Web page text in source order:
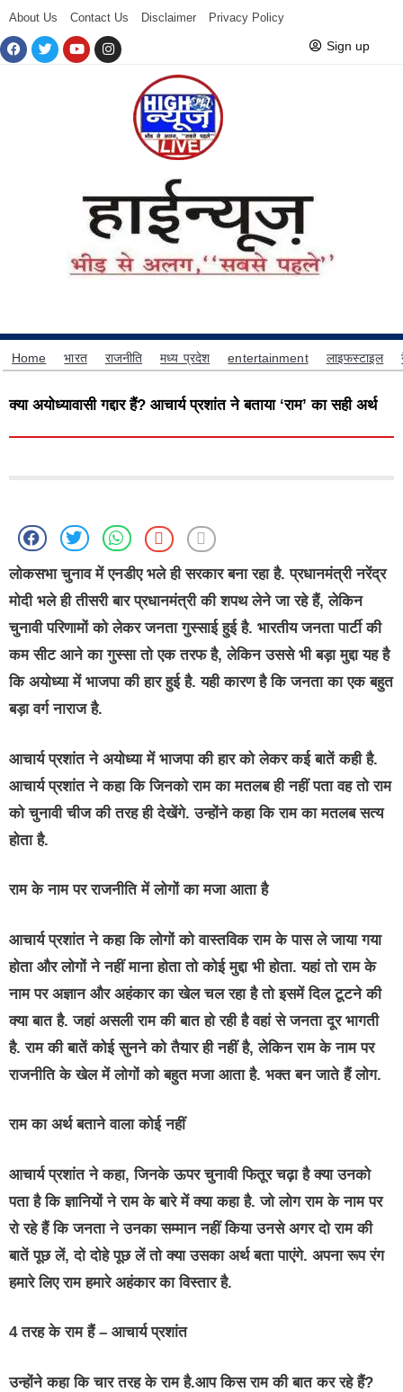
About Us Contact Us Disclaimer Privacy Policy
Sign up
Home भारत राजनीति मध्य प्रदेश entertainment लाइफस्टाइल
क्या अयोध्यावासी गद्दार हैं? आचार्य प्रशांत ने बताया ‘राम’ का सही अर्थ
लोकसभा चुनाव में एनडीए भले ही सरकार बना रहा है. प्रधानमंत्री नरेंद्र
मोदी भले ही तीसरी बार प्रधानमंत्री की शपथ लेने जा रहे हैं, लेकिन
चुनावी परिणामों को लेकर जनता गुस्साई हुई है. भारतीय जनता पार्टी की
कम सीट आने का गुस्सा तो एक तरफ है, लेकिन उससे भी बड़ा मुद्दा यह है
कि अयोध्या में भाजपा की हार हुई है. यही कारण है कि जनता का एक बहुत
बड़ा वर्ग नाराज है.
आचार्य प्रशांत ने अयोध्या में भाजपा की हार को लेकर कई बातें कही है.
आचार्य प्रशांत ने कहा कि जिनको राम का मतलब ही नहीं पता वह तो राम
को चुनावी चीज की तरह ही देखेंगे. उन्होंने कहा कि राम का मतलब सत्य
होता है.
राम के नाम पर राजनीति में लोगों का मजा आता है
आचार्य प्रशांत ने कहा कि लोगों को वास्तविक राम के पास ले जाया गया
होता और लोगों ने नहीं माना होता तो कोई मुद्दा भी होता. यहां तो राम के
नाम पर अज्ञान और अहंकार का खेल चल रहा है तो इसमें दिल टूटने की
क्या बात है. जहां असली राम की बात हो रही है वहां से जनता दूर भागती
है. राम की बातें कोई सुनने को तैयार ही नहीं है, लेकिन राम के नाम पर
राजनीति के खेल में लोगों को बहुत मजा आता है. भक्त बन जाते हैं लोग.
राम का अर्थ बताने वाला कोई नहीं
आचार्य प्रशांत ने कहा, जिनके ऊपर चुनावी फितूर चढ़ा है क्या उनको
पता है कि ज्ञानियों ने राम के बारे में क्या कहा है. जो लोग राम के नाम पर
रो रहे हैं कि जनता ने उनका सम्मान नहीं किया उनसे अगर दो राम की
बातें पूछ लें, दो दोहे पूछ लें तो क्या उसका अर्थ बता पाएंगे. अपना रूप रंग
हमारे लिए राम हमारे अहंकार का विस्तार है.
4 तरह के राम हैं – आचार्य प्रशांत
उन्होंने कहा कि चार तरह के राम है.आप किस राम की बात कर रहे हैं?